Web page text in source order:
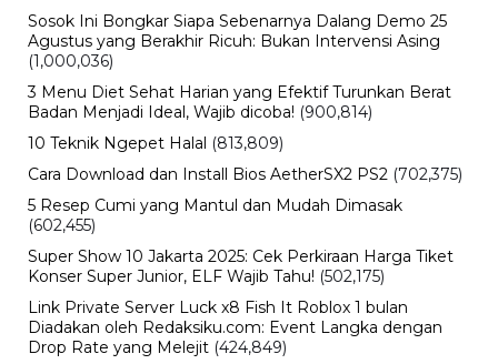
BERITA TERBARU
Internasional
Narkoba, Menteri Malaysia Bela
Scanner Bandaranya
Senin, 10 Agu 2026 - 22:49 WIB
Internasional
Inflasi Pabrik China Turun Tajam,
Efek Lonjakan Harga Minyak Mulai
Mereda
Senin, 10 Agu 2026 - 22:37 WIB
Lowongan Kerja